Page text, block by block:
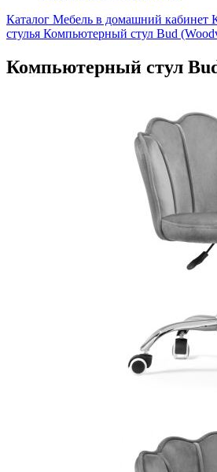
Каталог Мебель в домашний кабинет
стулья Компьютерный стул Bud
Компьютерный стул